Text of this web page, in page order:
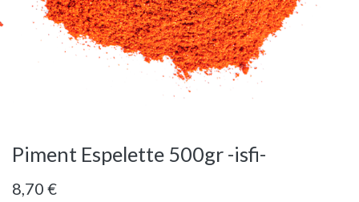
Piment Espelette 500gr -isfi-
8,70 €